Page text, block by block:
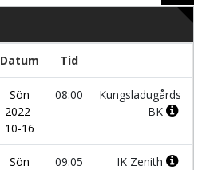
Datum Tid
Sön
2022-
10-16
08:00
Kungsladugårds
BK
Sön
09:05 IK Zenith